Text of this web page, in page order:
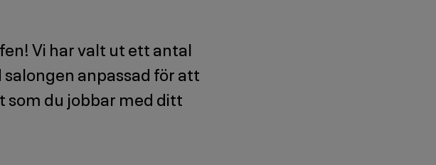
Vi har valt ut ett antal
anpassad för att
som du jobbar med ditt